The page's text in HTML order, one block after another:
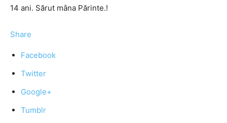
14 ani. Sărut mâna Părinte.!
Share
Facebook
Twitter
Google+
Tumblr